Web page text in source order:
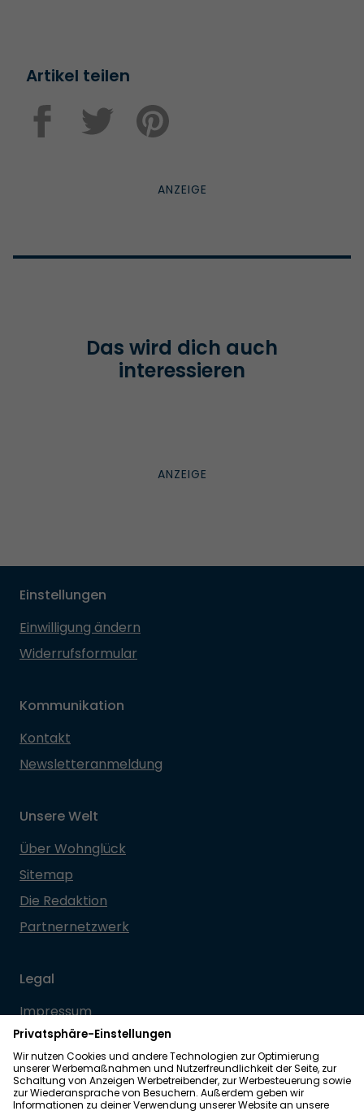
Artikel teilen
Das wird dich auch
interessieren
Einstellungen
Einwilligung ändern
Widerrufsformular
Kommunikation
Kontakt
Newsletteranmeldung
Unsere Welt
Über Wohnglück
Sitemap
Die Redaktion
Partnernetzwerk
Legal
Impressum
Datenschutz
Allgemeine Geschäftsbedingungen
Barrierefreiheit